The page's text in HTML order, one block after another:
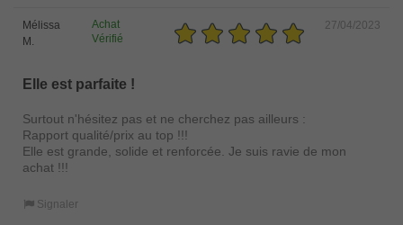
Mélissa
M.
Achat
Vérifié
27/04/2023
Elle est parfaite !
Surtout n'hésitez pas et ne cherchez pas ailleurs :
Rapport qualité/prix au top !!!
Elle est grande, solide et renforcée. Je suis ravie de mon
achat !!!
Signaler